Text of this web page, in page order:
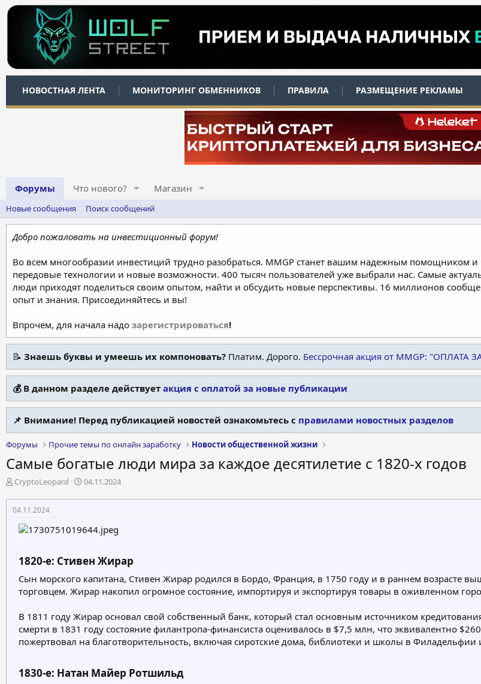
НОВОСТНАЯ ЛЕНТА МОНИТОРИНГ ОБМЕННИКОВ ПРАВИЛА РАЗМЕЩЕНИЕ РЕКЛАМЫ
Форумы Что нового? Магазин
Новые сообщения Поиск сообщений
Добро пожаловать на инвестиционный форум!
Во всем многообразии инвестиций трудно разобраться. MMGP станет вашим надежным помощником
передовые технологии и новые возможности. 400 тысяч пользователей уже выбрали нас. Самые
люди приходят поделиться своим опытом, найти и обсудить новые перспективы. 16 миллионов
опыт и знания. Присоединяйтесь и вы!
Впрочем, для начала надо зарегистрироваться!
📝 Знаешь буквы и умеешь их компоновать? Платим. Дорого. Бессрочная акция от MMGP:
💰 В данном разделе действует акция с оплатой за новые публикации
📌 Внимание! Перед публикацией новостей ознакомьтесь с правилами новостных разделов
Форумы Прочие темы по онлайн заработку Новости общественной жизни
Самые богатые люди мира за каждое десятилетие с 1820-х годов
А
т
о
м
CryptoLeopard
Д
т
а
а
л
а
04.11.2024
04.11.2024
1820-е: Стивен Жирар​
Сын морского капитана, Стивен Жирар родился в Бордо, Франция, в 1750 году и в раннем возрасте
торговцем. Жирар накопил огромное состояние, импортируя и экспортируя товары в оживленном
В 1811 году Жирар основал свой собственный банк, который стал основным источником
смерти в 1831 году состояние филантропа-финансиста оценивалось в $7,5 млн, что эквивалентно
пожертвовал на благотворительность, включая сиротские дома, библиотеки и школы в
1830-е: Натан Майер Ротшильд​